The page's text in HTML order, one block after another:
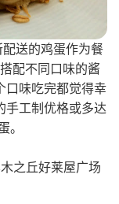
送的鸡蛋作为餐
配不同口味的酱
口味吃完都觉得幸
手工制优格或多达
之丘好莱屋广场